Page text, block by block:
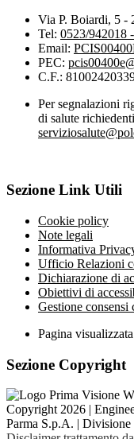
Via P. Boiardi, 5 -
Tel: 0523/942018
Email:
PEC:
C.F.:
Per segnalazioni
di salute
Sezione Link Utili
Cookie policy
Note legali
Informativa
Ufficio Relazioni
Dichiarazione di
Obiettivi di
Gestione consensi
Pagina visualizzata
Sezione Copyright
Copyright 2026 |
Parma S.p.A. |